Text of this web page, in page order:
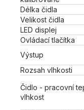
Délka čidla
Velikost čidla
LED displej
Ovládací tlačítka
Výstup
Rozsah vlhkosti
Čidlo - pracovní
vlhkost